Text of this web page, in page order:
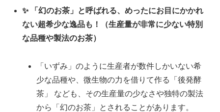
✨ 「幻のお茶」と呼ばれる、めったにお目にかかれ
ない超希少な逸品も！（生産量が非常に少ない特別
な品種や製法のお茶）
「いずみ」のように生産者が数件しかいない希
少な品種や、微生物の力を借りて作る「後発酵
茶」 なども、その生産量の少なさや独特の製法
から「幻のお茶」とされることがあります。